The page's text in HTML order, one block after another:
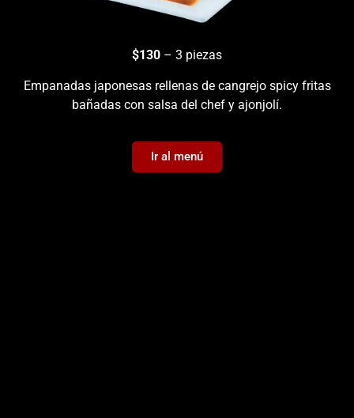
$130 – 3 piezas
Empanadas japonesas rellenas de cangrejo spicy fritas
bañadas con salsa del chef y ajonjolí.
Ir al menú